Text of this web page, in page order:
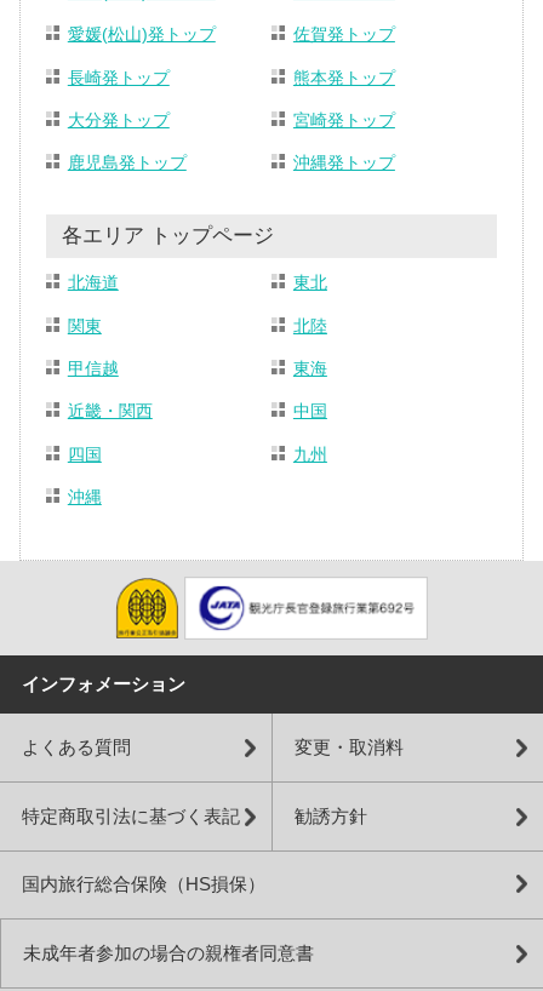
愛媛(松山)発トップ 佐賀発トップ
長崎発トップ 熊本発トップ
大分発トップ 宮崎発トップ
鹿児島発トップ 沖縄発トップ
各エリア トップページ
北海道 東北
関東 北陸
甲信越 東海
近畿・関西 中国
四国 九州
沖縄
インフォメーション
よくある質問 変更・取消料
特定商取引法に基づく表記 勧誘方針
国内旅行総合保険（HS損保）
未成年者参加の場合の親権者同意書